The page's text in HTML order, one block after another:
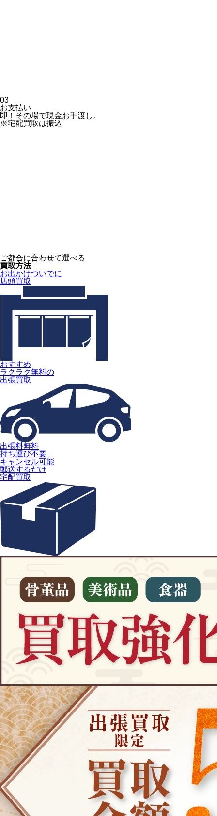
03
お支払い
即！その場で現金お手渡し。
※宅配買取は振込
ご都合に合わせて選べる
買取方法
お出かけついでに
店頭買取
おすすめ
ラクラク無料の
出張買取
出張料無料
持ち運び不要
キャンセル可能
郵送するだけ
宅配買取